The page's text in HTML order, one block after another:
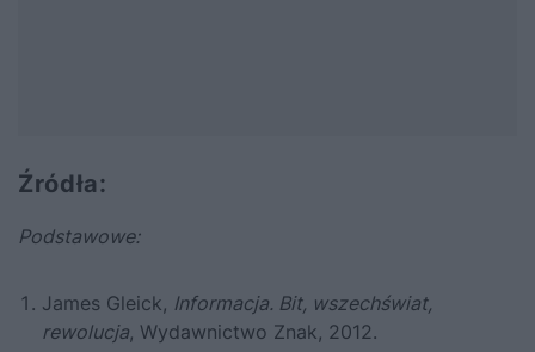
Źródła:
Podstawowe:
James Gleick, Informacja. Bit, wszechświat,
rewolucja, Wydawnictwo Znak, 2012.